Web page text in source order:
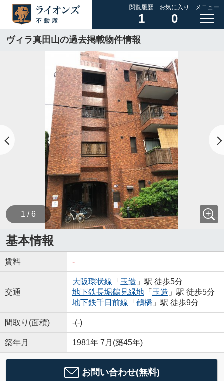
閲覧履歴
1
お気に入り
0
メニュー
ヴィラ真田山の過去掲載物件情報
1 / 6
基本情報
賃料 -
交通
大阪環状線 「 玉造 」駅 徒歩5分
地下鉄長堀鶴見緑地「 玉造 」駅 徒歩5分
地下鉄千日前線 「 鶴橋 」駅 徒歩9分
間取り(面積) -(-)
築年月 1981年 7月(築45年)
お問い合わせ(無料)